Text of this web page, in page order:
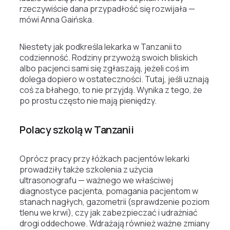
rzeczywiście dana przypadłość się rozwijała —
mówi Anna Gaińska.
Niestety jak podkreśla lekarka w Tanzanii to
codzienność. Rodziny przywożą swoich bliskich
albo pacjenci sami się zgłaszają, jeżeli coś im
dolega dopiero w ostateczności. Tutaj, jeśli uznają
coś za błahego, to nie przyjdą. Wynika z tego, że
po prostu często nie mają pieniędzy.
Polacy szkolą w Tanzanii
Oprócz pracy przy łóżkach pacjentów lekarki
prowadziły także szkolenia z użycia
ultrasonografu — ważnego we właściwej
diagnostyce pacjenta, pomagania pacjentom w
stanach nagłych, gazometrii (sprawdzenie poziom
tlenu we krwi), czy jak zabezpieczać i udrażniać
drogi oddechowe. Wdrażają również ważne zmiany